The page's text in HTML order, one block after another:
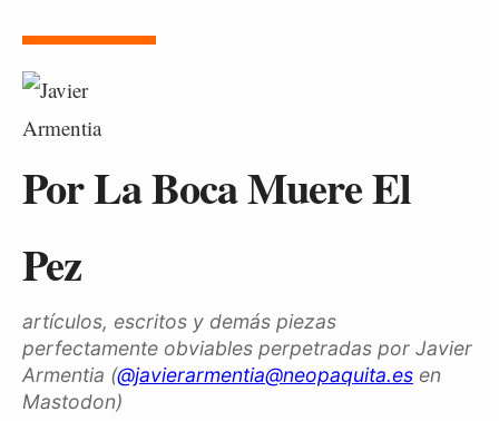
Por La Boca Muere El
Pez
artículos, escritos y demás piezas
perfectamente obviables perpetradas por Javier
Armentia (@javierarmentia@neopaquita.es en
Mastodon)